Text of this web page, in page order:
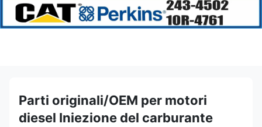
Parti originali/OEM per motori
diesel Iniezione del carburante